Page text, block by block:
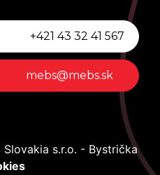
+421 43 32 41 567
mebs@mebs.sk
s.r.o. - Bystrička